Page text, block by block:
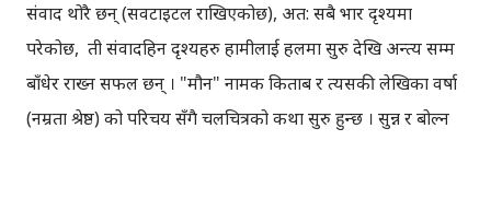
संवाद थोरै छन् (सवटाइटल राखिएकोछ), अत: सबै भार दृश्यमा
परेकोछ, ती संवादहिन दृश्यहरु हामीलाई हलमा सुरु देखि अन्त्य सम्म
बाँधेर राख्न सफल छन् । "मौन" नामक किताब र त्यसकी लेखिका वर्षा
(नम्रता श्रेष्ठ) को परिचय सँगै चलचित्रको कथा सुरु हुन्छ । सुन्न र बोल्न